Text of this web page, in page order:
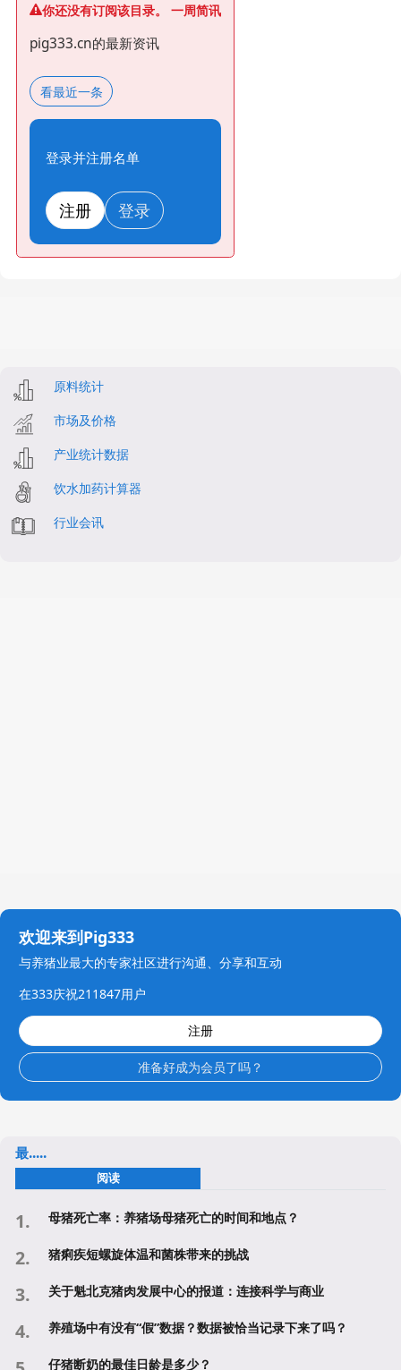
你还没有订阅该目录。 一周简讯
pig333.cn的最新资讯
看最近一条
登录并注册名单
注册 登录
原料统计
市场及价格
产业统计数据
饮水加药计算器
行业会讯
欢迎来到Pig333
与养猪业最大的专家社区进行沟通、分享和互动
在333庆祝211847用户
注册
准备好成为会员了吗？
最.....
阅读
母猪死亡率：养猪场母猪死亡的时间和地点？
猪痢疾短螺旋体温和菌株带来的挑战
关于魁北克猪肉发展中心的报道：连接科学与商业
养殖场中有没有“假”数据？数据被恰当记录下来了吗？
仔猪断奶的最佳日龄是多少？